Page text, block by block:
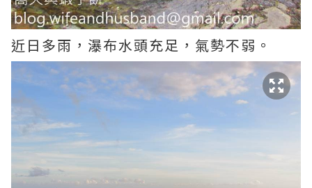
近日多雨，瀑布水頭充足，氣勢不弱。